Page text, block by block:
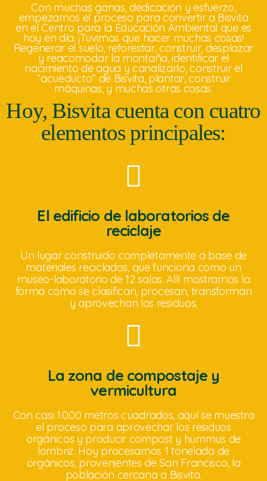
Con muchas ganas, dedicación y esfuerzo,
empezamos el proceso para convertir a Bisvita
en el Centro para la Educación Ambiental que es
hoy en día. ¡Tuvimos que hacer muchas cosas!
Regenerar el suelo, reforestar, construir, desplazar
y reacomodar la montaña, identificar el
nacimiento de agua y canalizarlo, construir el
“acueducto” de Bisvita, plantar, construir
máquinas, y muchas otras cosas.
Hoy, Bisvita cuenta con cuatro
elementos principales:
El edificio de laboratorios de
reciclaje
Un lugar construido completamente a base de
materiales reciclados, que funciona como un
museo-laboratorio de 12 salas. Allí mostramos la
forma como se clasifican, procesan, transforman
y aprovechan los residuos.
La zona de compostaje y
vermicultura
Con casi 1.000 metros cuadrados, aquí se muestra
el proceso para aprovechar los residuos
orgánicos y producir compost y hummus de
lombriz. Hoy procesamos 1 tonelada de
orgánicos, provenientes de San Francisco, la
población cercana a Bisvita.